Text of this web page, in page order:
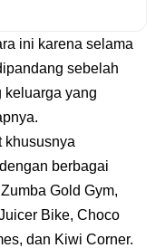
ini karena selama
sebelah
keluarga yang
khususnya
berbagai
Gold Gym,
Bike, Choco
dan Kiwi Corner.